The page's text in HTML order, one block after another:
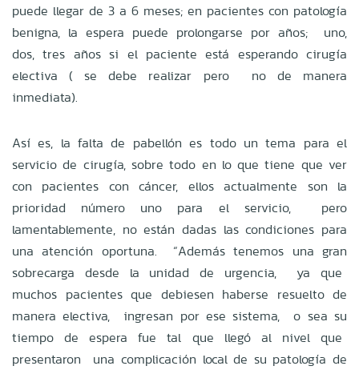
puede llegar de 3 a 6 meses; en pacientes con patología
benigna, la espera puede prolongarse por años; uno,
dos, tres años si el paciente está esperando cirugía
electiva ( se debe realizar pero no de manera
inmediata).
Así es, la falta de pabellón es todo un tema para el
servicio de cirugía, sobre todo en lo que tiene que ver
con pacientes con cáncer, ellos actualmente son la
prioridad número uno para el servicio, pero
lamentablemente, no están dadas las condiciones para
una atención oportuna. “Además tenemos una gran
sobrecarga desde la unidad de urgencia, ya que
muchos pacientes que debiesen haberse resuelto de
manera electiva, ingresan por ese sistema, o sea su
tiempo de espera fue tal que llegó al nivel que
presentaron una complicación local de su patología de